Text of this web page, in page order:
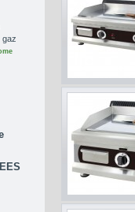
gaz